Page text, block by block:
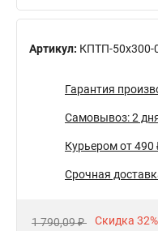
Артикул: КПТП-50х300-
Гарантия
Самовывоз: 2
Курьером от 490
Срочная
1 790,09 ₽ Скидка 32%